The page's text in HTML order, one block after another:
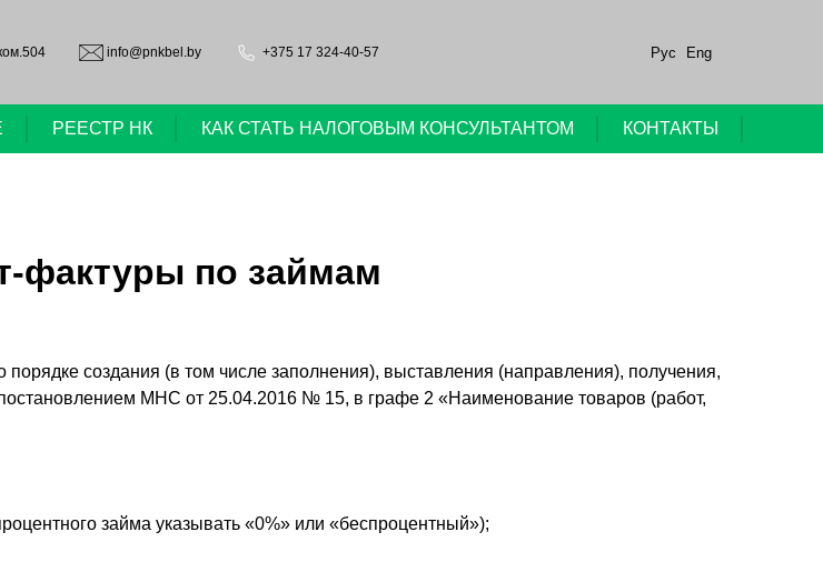
info@pnkbel.by +375 17 324-40-57 Рус Eng
РЕЕСТР НК КАК СТАТЬ НАЛОГОВЫМ КОНСУЛЬТАНТОМ КОНТАКТЫ
фактуры по займам
порядке создания (в том числе заполнения), выставления (направления), получения,
МНС от 25.04.2016 № 15, в графе 2 «Наименование товаров (работ,
займа указывать «0%» или «беспроцентный»);